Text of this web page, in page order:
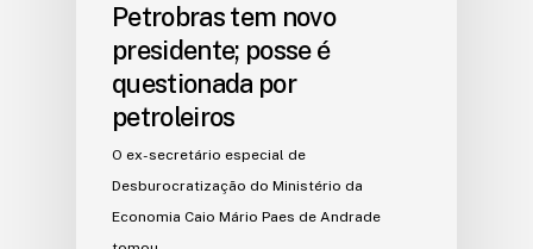
Petrobras tem novo
presidente; posse é
questionada por
petroleiros
O ex-secretário especial de
Desburocratização do Ministério da
Economia Caio Mário Paes de Andrade